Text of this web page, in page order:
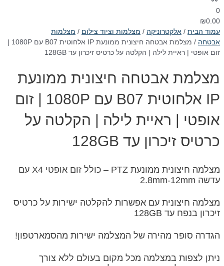
0
₪0.00
עמוד הבית / אלקטרוניקה / מצלמות וציוד צילום / מצלמות
אבטחה
זום אופטי | ראיית לילה | הקלטה על כרטיס זיכרון עד 128GB
מצלמת אבטחה חיצונית ממונעת
IP אלחוטית B07 עם 1080P | זום
אופטי | ראיית לילה | הקלטה על
כרטיס זיכרון עד 128GB
מצלמה חיצונית ממונעת PTZ – כולל זום אופטי X4 עם
עדשה 2.8mm-12mm
מצלמה חיצונית עם אפשרות להקלטה ישירות על כרטיס
זיכרון בנפח עד 128GB
הגדרה סופר מהירה של המצלמה ישירות מהסמארטפון!
ניתן לצפות במצלמה מכל מקום בעולם ללא צורך